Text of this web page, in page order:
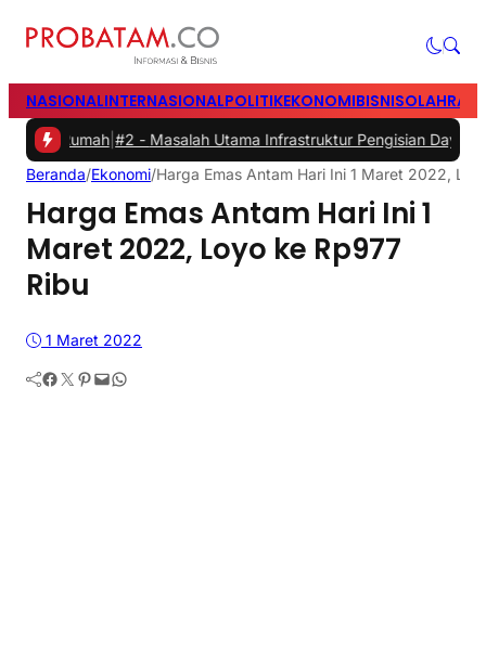
NASIONALINTERNASIONALPOLITIKEKONOMIBISNIS
| #2 -Masalah Utama Infrastruktur Pengisian Daya untuk Mobil
Beranda/Ekonomi/Harga Emas Antam Hari Ini 1 Maret 2022,
Harga Emas Antam Hari Ini 1
Maret 2022, Loyo ke Rp977
Ribu
1 Maret 2022
Facebook Twitter Pinterest Mail WhatsApp